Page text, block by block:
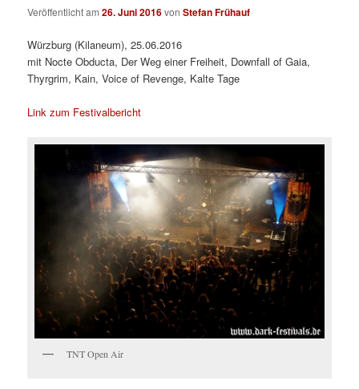
Veröffentlicht am26. Juni 2016vonStefan Frühauf
Würzburg (Kilaneum), 25.06.2016
mit Nocte Obducta, Der Weg einer Freiheit, Downfall of Gaia,
Thyrgrim, Kain, Voice of Revenge, Kalte Tage
Link zum Festivalbericht
TNT Open Air